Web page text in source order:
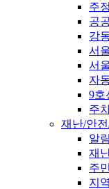
주
공
강
서
서
자
9호
주
재난/안
알
재
주
지